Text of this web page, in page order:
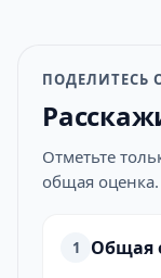
ПОДЕЛИТЕСЬ
Отметьте
общая
1 Общая